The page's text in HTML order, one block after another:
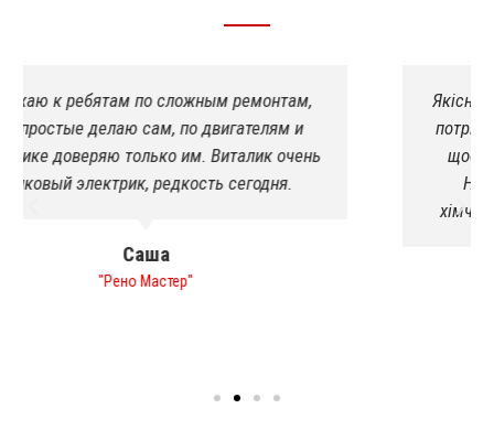
Якісно пофарбували спринтера. Підварили де
потрібно було! Раніше ніколи такого не було,
щоб шеф прийняв роботу з першого разу.
Навіть в салоні був порядок, зробили